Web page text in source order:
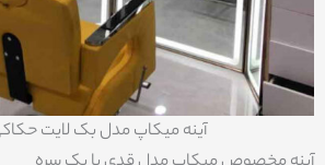
آینه میکاپ مدل بک لایت